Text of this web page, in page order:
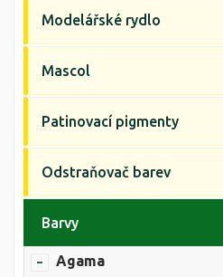
Modelářské rydlo
Mascol
Patinovací pigmenty
Odstraňovač barev
Barvy
Agama